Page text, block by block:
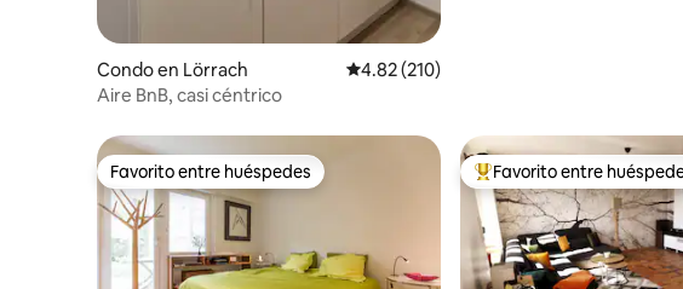
Condo en Lörrach Calificación promedio: 4.82 de 5, 210
4.82 (210)
Aire BnB, casi céntrico
Favorito entre huéspedes
Favorito entre huéspedes Favorito entre huéspedes
Favorito entre